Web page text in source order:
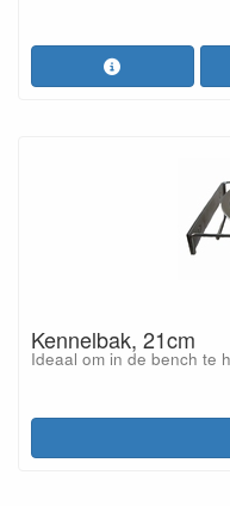
Kennelbak, 21cm
Ideaal om in de bench te